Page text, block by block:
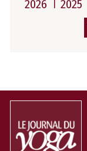
2026 2025